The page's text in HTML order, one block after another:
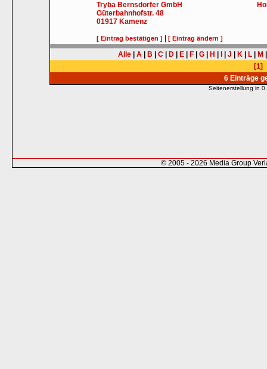
Tryba Bernsdorfer GmbH
Güterbahnhofstr. 48
01917 Kamenz
[ Eintrag bestätigen ] |[ Eintrag ändern ]
Alle A B C D E F G H J K L M
[1]
6 Einträge
Seitenerstellung in
© 2005 - 2026 Media Group